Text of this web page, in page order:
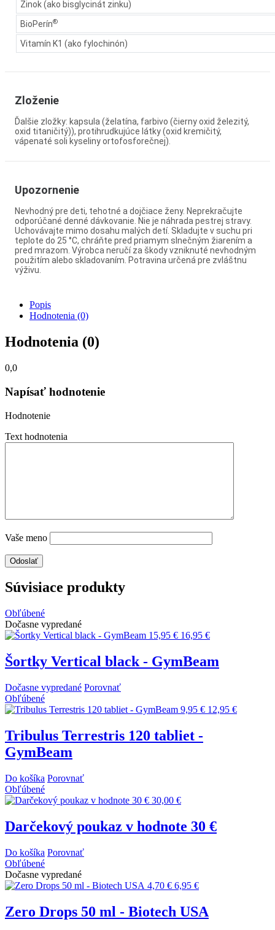
Zinok (ako bisglycinát zinku)
BioPerín®
Vitamín K1 (ako fylochinón)
Zloženie
Ďalšie zložky: kapsula (želatína, farbivo (čierny oxid železitý,
oxid titaničitý)), protihrudkujúce látky (oxid kremičitý,
vápenaté soli kyseliny ortofosforečnej).
Upozornenie
Nevhodný pre deti, tehotné a dojčiace ženy. Neprekračujte
odporúčané denné dávkovanie. Nie je náhrada pestrej stravy.
Uchovávajte mimo dosahu malých detí. Skladujte v suchu pri
teplote do 25 °C, chráňte pred priamym slnečným žiarením a
pred mrazom. Výrobca neručí za škody vzniknuté nevhodným
použitím alebo skladovaním. Potravina určená pre zvláštnu
výživu.
Popis
Hodnotenia (0)
Hodnotenia (0)
0,0
Napísať hodnotenie
Hodnotenie
Text hodnotenia
Vaše meno
Súvisiace produkty
Obľúbené
Dočasne vypredané
15,95 € 16,95 €
Šortky Vertical black - GymBeam
Dočasne vypredané Porovnať
Obľúbené
9,95 € 12,95 €
Tribulus Terrestris 120 tabliet -
GymBeam
Do košíka Porovnať
Obľúbené
30,00 €
Darčekový poukaz v hodnote 30 €
Do košíka Porovnať
Obľúbené
Dočasne vypredané
4,70 € 6,95 €
Zero Drops 50 ml - Biotech USA